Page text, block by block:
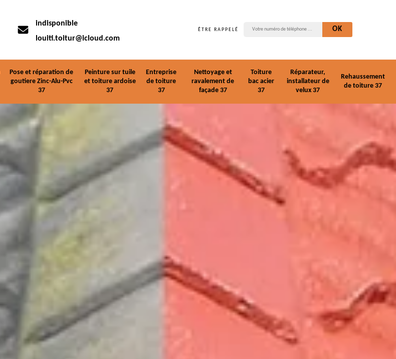
indisponible
louiti.toitur@icloud.com
ÊTRE RAPPELÉ
Pose et réparation de
goutiere Zinc-Alu-Pvc
37
Peinture sur tuile
et toiture ardoise
37
Entreprise
de toiture
37
Nettoyage et
ravalement de
façade 37
Toiture
bac acier
37
Réparateur,
installateur de
velux 37
Rehaussement
de toiture 37